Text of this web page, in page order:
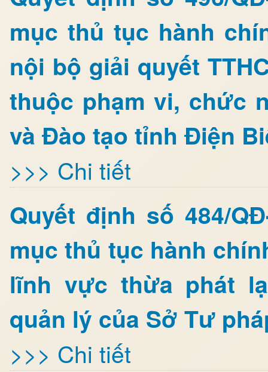
mục thủ tục hành
nội bộ giải quyết
thuộc phạm vi, chức
và Đào tạo tỉnh Điện
>>> Chi tiết
Quyết định số 484/
mục thủ tục hành
lĩnh vực thừa phát
quản lý của Sở Tư
>>> Chi tiết